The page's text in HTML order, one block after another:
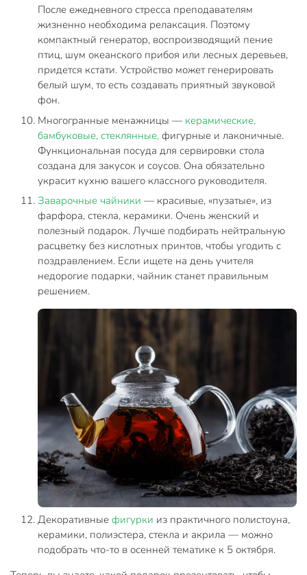
После ежедневного стресса преподавателям
жизненно необходима релаксация. Поэтому
компактный генератор, воспроизводящий пение
птиц, шум океанского прибоя или лесных деревьев,
придется кстати. Устройство может генерировать
белый шум, то есть создавать приятный звуковой
фон.
Многогранные менажницы — керамические,
бамбуковые, стеклянные, фигурные и лаконичные.
Функциональная посуда для сервировки стола
создана для закусок и соусов. Она обязательно
украсит кухню вашего классного руководителя.
Заварочные чайники — красивые, «пузатые», из
фарфора, стекла, керамики. Очень женский и
полезный подарок. Лучше подбирать нейтральную
расцветку без кислотных принтов, чтобы угодить с
поздравлением. Если ищете на день учителя
недорогие подарки, чайник станет правильным
решением.
Декоративные фигурки из практичного полистоуна,
керамики, полиэстера, стекла и акрила — можно
подобрать что-то в осенней тематике к 5 октября.